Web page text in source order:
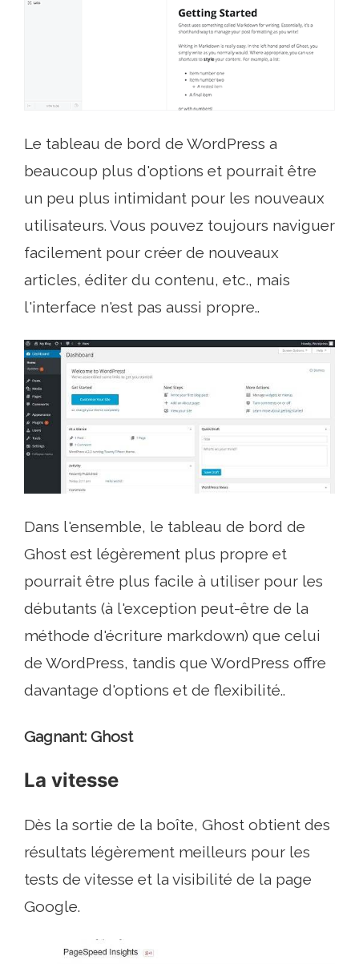
Le tableau de bord de WordPress a
beaucoup plus d'options et pourrait être
un peu plus intimidant pour les nouveaux
utilisateurs. Vous pouvez toujours naviguer
facilement pour créer de nouveaux
articles, éditer du contenu, etc., mais
l'interface n'est pas aussi propre..
Dans l'ensemble, le tableau de bord de
Ghost est légèrement plus propre et
pourrait être plus facile à utiliser pour les
débutants (à l'exception peut-être de la
méthode d'écriture markdown) que celui
de WordPress, tandis que WordPress offre
davantage d'options et de flexibilité..
Gagnant: Ghost
La vitesse
Dès la sortie de la boîte, Ghost obtient des
résultats légèrement meilleurs pour les
tests de vitesse et la visibilité de la page
Google.